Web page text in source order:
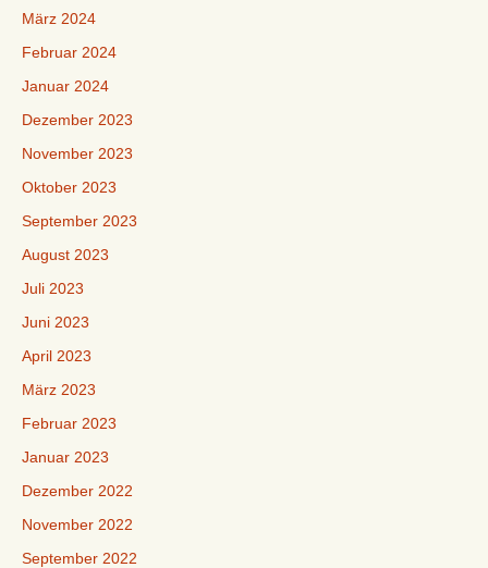
März 2024
Februar 2024
Januar 2024
Dezember 2023
November 2023
Oktober 2023
September 2023
August 2023
Juli 2023
Juni 2023
April 2023
März 2023
Februar 2023
Januar 2023
Dezember 2022
November 2022
September 2022